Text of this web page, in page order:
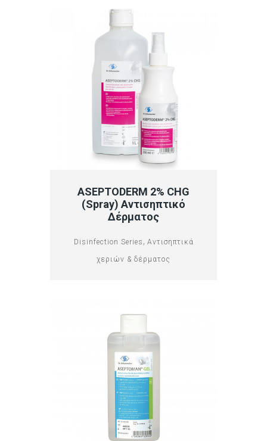
ASEPTODERM 2% CHG
(spray) Αντισηπτικό
Δέρματος
Disinfection Series , Αντισηπτικά
χεριών & δέρματος